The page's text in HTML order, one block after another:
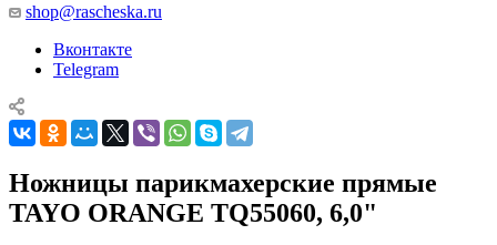
shop@rascheska.ru
Вконтакте
Telegram
Ножницы парикмахерские прямые
TAYO ORANGE TQ55060, 6,0"